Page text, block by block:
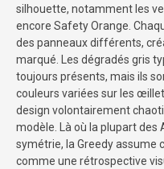
silhouette, notamment les
encore Safety Orange.
des panneaux différents,
marqué. Les dégradés gris
toujours présents, mais ils
couleurs variées sur les
design volontairement
modèle. Là où la plupart des
symétrie, la Greedy assume
comme une rétrospective